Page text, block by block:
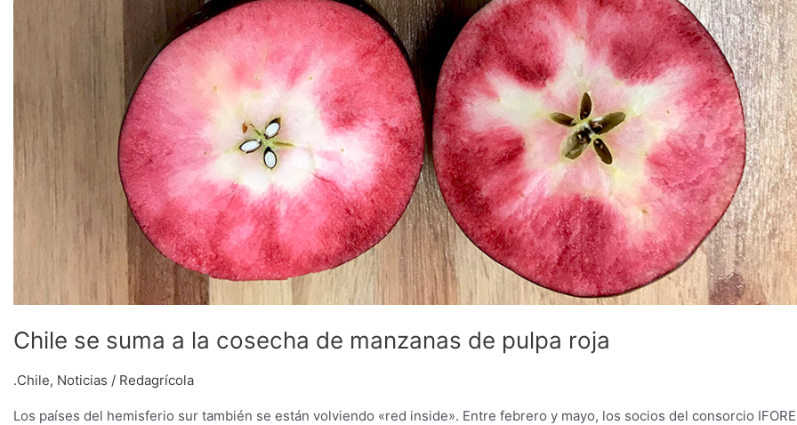
Chile se suma a la cosecha de manzanas de pulpa roja
.Chile, Noticias / Redagrícola
Los países del hemisferio sur también se están volviendo «red inside». Entre febrero y mayo, los socios del consorcio